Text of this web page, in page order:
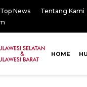
Top News
Tentang Kami
HOME